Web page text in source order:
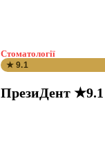
Стоматології
★ 9.1
ПрезиДент ★9.1